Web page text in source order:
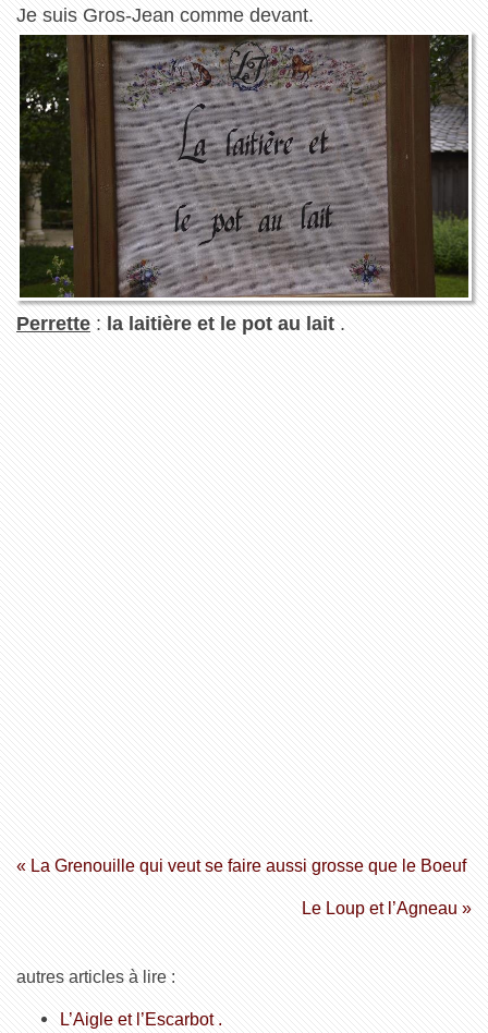
Je suis Gros-Jean comme devant.
Perrette: la laitière et le pot au lait.
« La Grenouille qui veut se faire aussi grosse que le Boeuf
Le Loup et l’Agneau »
autres articles à lire :
L’Aigle et l’Escarbot .